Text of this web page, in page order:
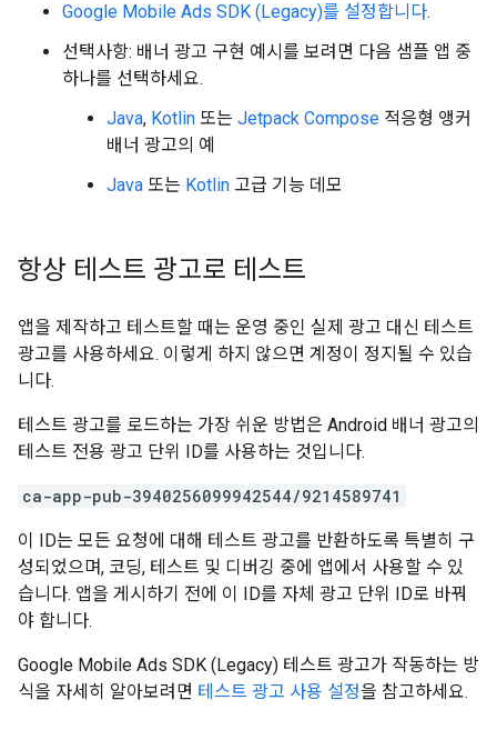
Google Mobile Ads SDK (Legacy)를 설정합니다.
선택사항: 배너 광고 구현 예시를 보려면 다음 샘플 앱 중
하나를 선택하세요.
Java, Kotlin 또는 Jetpack Compose 적응형 앵커
배너 광고의 예
Java 또는 Kotlin 고급 기능 데모
항상 테스트 광고로 테스트
앱을 제작하고 테스트할 때는 운영 중인 실제 광고 대신 테스트
광고를 사용하세요. 이렇게 하지 않으면 계정이 정지될 수 있습
니다.
테스트 광고를 로드하는 가장 쉬운 방법은 Android 배너 광고의
테스트 전용 광고 단위 ID를 사용하는 것입니다.
ca-app-pub-3940256099942544/9214589741
이 ID는 모든 요청에 대해 테스트 광고를 반환하도록 특별히 구
성되었으며, 코딩, 테스트 및 디버깅 중에 앱에서 사용할 수 있
습니다. 앱을 게시하기 전에 이 ID를 자체 광고 단위 ID로 바꿔
야 합니다.
Google Mobile Ads SDK (Legacy) 테스트 광고가 작동하는 방
식을 자세히 알아보려면 테스트 광고 사용 설정을 참고하세요.